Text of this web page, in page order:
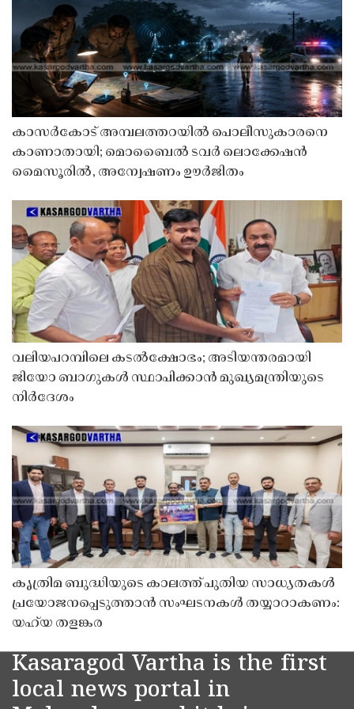
കാസർകോട് അമ്പലത്തറയിൽ പൊലീസുകാരനെ
കാണാതായി; മൊബൈൽ ടവർ ലൊക്കേഷൻ
മൈസൂരിൽ, അന്വേഷണം ഊർജിതം
വലിയപറമ്പിലെ കടൽക്ഷോഭം; അടിയന്തരമായി
ജിയോ ബാഗുകൾ സ്ഥാപിക്കാൻ മുഖ്യമന്ത്രിയുടെ
നിർദേശം
കൃത്രിമ ബുദ്ധിയുടെ കാലത്ത് പുതിയ സാധ്യതകൾ
പ്രയോജനപ്പെടുത്താൻ സംഘടനകൾ തയ്യാറാകണം:
യഹ്‌യ തളങ്കര
Kasaragod Vartha is the first
local news portal in